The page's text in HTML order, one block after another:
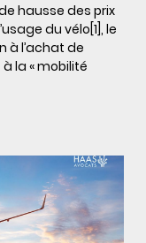
hausse des prix
du vélo[1], le
à l’achat de
la « mobilité